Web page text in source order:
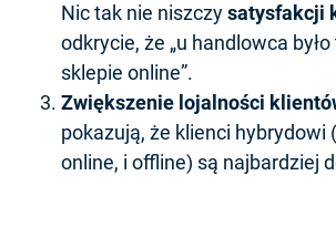
Nic tak nie niszczysatysfakcji
odkrycie, że „u handlowca
sklepie online”.
Zwiększenie lojalności
pokazują, że klienci hybrydowi
online, i offline) są najbardziej